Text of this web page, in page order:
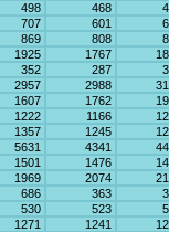
498 468
707 601
869 808
1925 1767
352 287
2957 2988
1607 1762
1222 1166
1357 1245
5631 4341
1501 1476
1969 2074
686 363
530 523
1271 1241